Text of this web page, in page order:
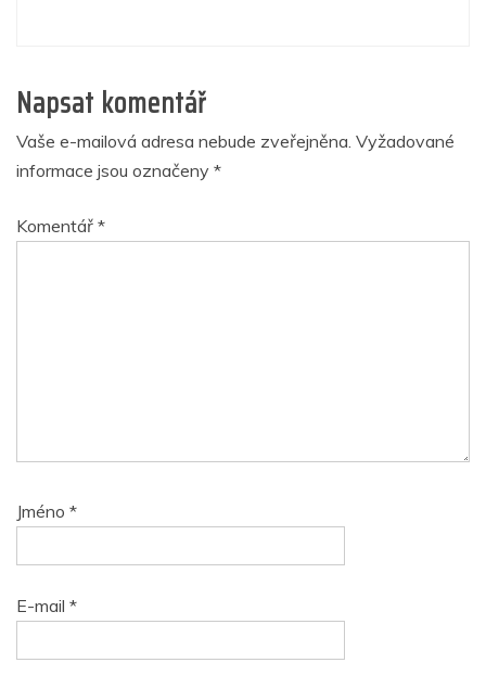
Napsat komentář
Vaše e-mailová adresa nebude zveřejněna. Vyžadované
informace jsou označeny *
Komentář *
Jméno *
E-mail *